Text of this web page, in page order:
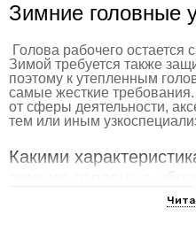
Зимние головные
Голова рабочего остается
Зимой требуется также
поэтому к утепленным
самые жесткие
от сферы деятельности,
тем или иным
Какими